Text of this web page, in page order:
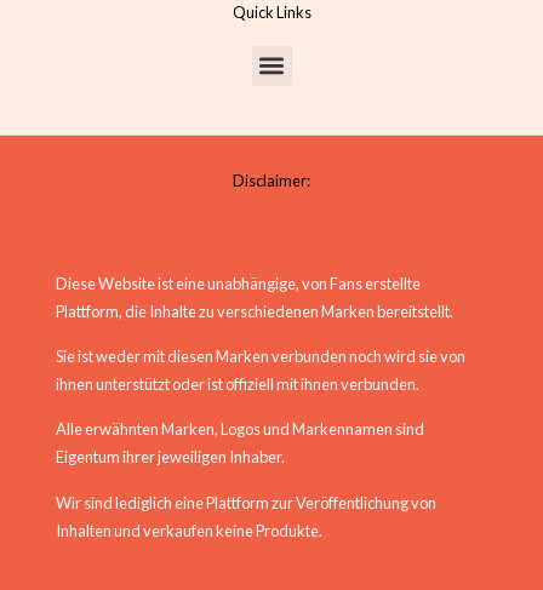
Quick Links
Disclaimer:
Diese Website ist eine unabhängige, von Fans erstellte
Plattform, die Inhalte zu verschiedenen Marken bereitstellt.
Sie ist weder mit diesen Marken verbunden noch wird sie von
ihnen unterstützt oder ist offiziell mit ihnen verbunden.
Alle erwähnten Marken, Logos und Markennamen sind
Eigentum ihrer jeweiligen Inhaber.
Wir sind lediglich eine Plattform zur Veröffentlichung von
Inhalten und verkaufen keine Produkte.